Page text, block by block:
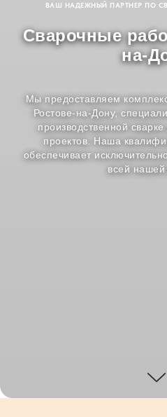
ВАШ НАДЕЖНЫЙ ПАРТНЕР ПО
Сварочные
на-
Мы предоставляем
Ростове-на-Дону,
производственной
проектов. Наша
обеспечивает
всей нашей